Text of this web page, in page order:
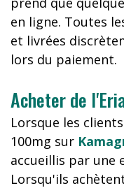
en ligne. Toutes
et livrées
lors du paiement.
Acheter de
Lorsque les
100mg sur
accueillis par une
Lorsqu'ils